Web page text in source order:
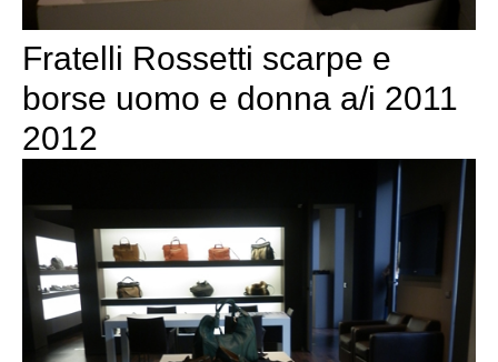
Fratelli Rossetti scarpe e
borse uomo e donna a/i 2011
2012